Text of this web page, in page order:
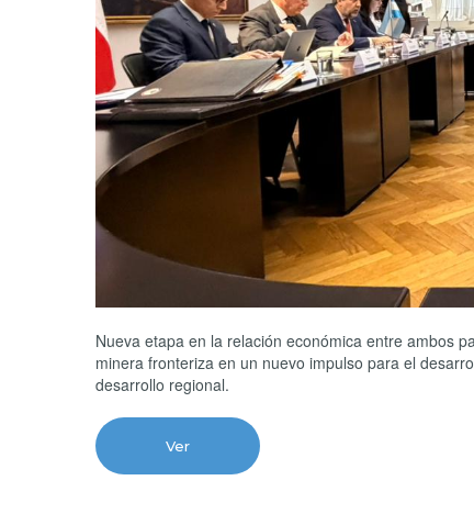
Nueva etapa en la relación económica entre ambos
minera fronteriza en un nuevo impulso para el
desarrollo regional.
Ver